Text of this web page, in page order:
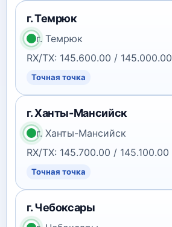
г. Темрюк
г. Темрюк
RX/TX: 145.600.00 / 145.000.00
Точная точка
г. Ханты-Мансийск
г. Ханты-Мансийск
RX/TX: 145.700.00 / 145.100.00
Точная точка
г. Чебоксары